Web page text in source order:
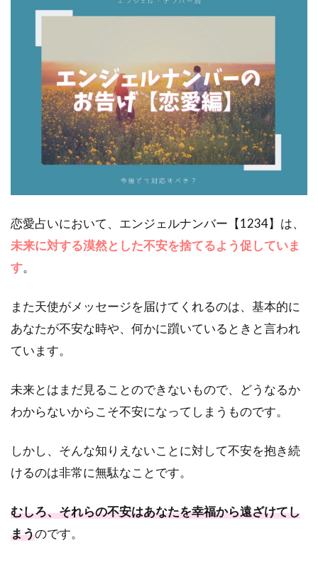
恋愛占いにおいて、エンジェルナンバー【1234】は、
未来に対する漠然とした不安を捨てるよう促していま
す。
また天使がメッセージを届けてくれるのは、基本的に
あなたが不安な時や、何かに躓いているときと言われ
ています。
未来とはまだ見ることのできないもので、どうなるか
わからないからこそ不安になってしまうものです。
しかし、そんな知りえないことに対して不安を抱き続
けるのは非常に無駄なことです。
むしろ、それらの不安はあなたを幸福から遠ざけてし
まうのです。